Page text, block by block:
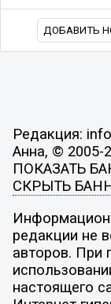
ДОБАВИТЬ
Редакция:
Анна, © 2005-
ПОКАЗАТЬ
СКРЫТЬ
редакции не
авторов. При
настоящего